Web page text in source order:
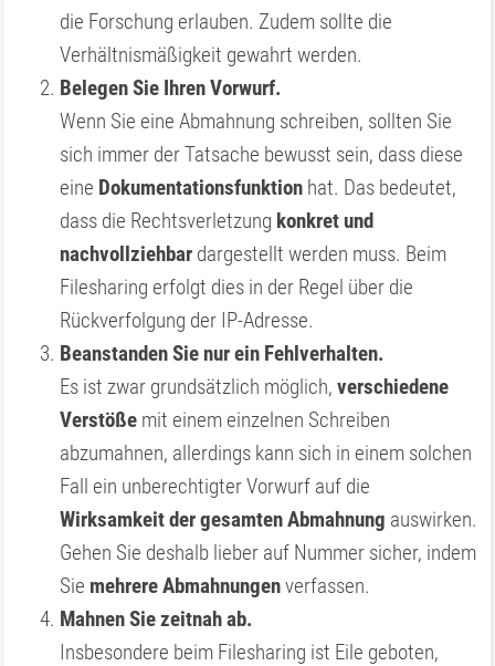
die Forschung erlauben. Zudem sollte die
Verhältnismäßigkeit gewahrt werden.
Belegen Sie Ihren Vorwurf.
Wenn Sie eine Abmahnung schreiben, sollten Sie
sich immer der Tatsache bewusst sein, dass diese
eine Dokumentationsfunktion hat. Das bedeutet,
dass die Rechtsverletzung konkret und
nachvollziehbar dargestellt werden muss. Beim
Filesharing erfolgt dies in der Regel über die
Rückverfolgung der IP-Adresse.
Beanstanden Sie nur ein Fehlverhalten.
Es ist zwar grundsätzlich möglich,verschiedene
Verstöße mit einem einzelnen Schreiben
abzumahnen, allerdings kann sich in einem solchen
Fall ein unberechtigter Vorwurf auf die
Wirksamkeit der gesamten Abmahnung auswirken.
Gehen Sie deshalb lieber auf Nummer sicher, indem
Sie mehrere Abmahnungenverfassen.
Mahnen Sie zeitnah ab.
Insbesondere beim Filesharing ist Eile geboten,